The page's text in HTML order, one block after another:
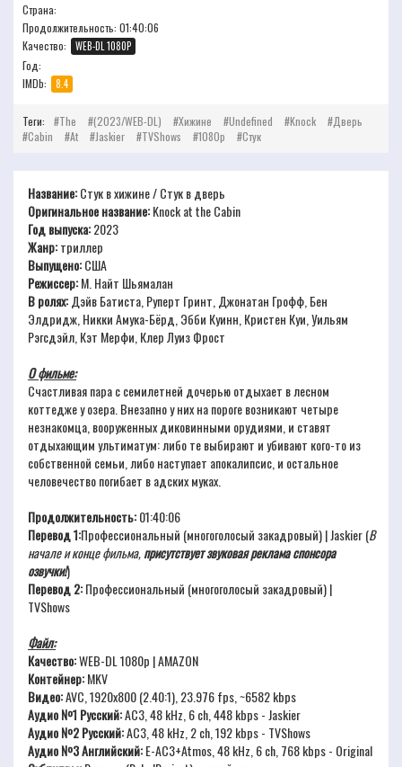
Страна:
Продолжительность: 01:40:06
Качество:
WEB-DL 1080P
Год:
IMDb:
8.4
Теги: The (2023/WEB-DL) Хижине Undefined Knock
Дверь
Cabin
At Jaskier TVShows 1080p Стук
Название:Стук в хижине / Стук в дверь
Оригинальное название:Knock at the Cabin
Год выпуска:2023
Жанр:триллер
Выпущено:США
Режиссер:М. Найт Шьямалан
В ролях:Дэйв Батиста, Руперт Гринт, Джонатан Грофф, Бен
Элдридж, Никки Амука-Бёрд, Эбби Куинн, Кристен Куи, Уильям
Рэгсдэйл, Кэт Мерфи, Клер Луиз Фрост
О фильме:
Счастливая пара с семилетней дочерью отдыхает в лесном
коттедже у озера. Внезапно у них на пороге возникают четыре
незнакомца, вооруженных диковинными орудиями, и ставят
отдыхающим ультиматум: либо те выбирают и убивают кого-то из
собственной семьи, либо наступает апокалипсис, и остальное
человечество погибает в адских муках.
Продолжительность:01:40:06
Перевод 1:Профессиональный (многоголосый закадровый) | Jaskier (В
начале и конце фильма,присутствует звуковая реклама спонсора
озвучки!)
Перевод 2:Профессиональный (многоголосый закадровый) |
TVShows
Файл:
Качество:WEB-DL 1080p | AMAZON
Контейнер:MKV
Видео:AVC, 1920x800 (2.40:1), 23.976 fps, ~6582 kbps
Аудио №1 Русский:AC3, 48 kHz, 6 ch, 448 kbps - Jaskier
Аудио №2 Русский:AC3, 48 kHz, 2 ch, 192 kbps - TVShows
Аудио №3 Английский:E-AC3+Atmos, 48 kHz, 6 ch, 768 kbps - Original